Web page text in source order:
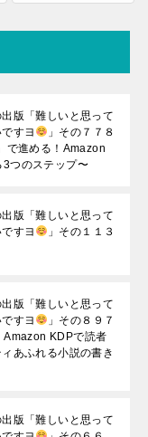
版「難しいと思って
すヨ
」その７７８
で進める！Amazon
つのステップ〜
版「難しいと思って
すヨ
」その１１３
版「難しいと思って
すヨ
」その８９７
KDPで読者
あふれる小説の書き
版「難しいと思って